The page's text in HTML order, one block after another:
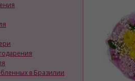
в Бразилии